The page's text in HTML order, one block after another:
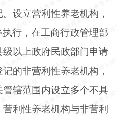
设立营利性养老机构，
行，在工商行政管理部
以上政府民政部门申请
的非营利性养老机构，
辖范围内设立多个不具
利性养老机构与非营利